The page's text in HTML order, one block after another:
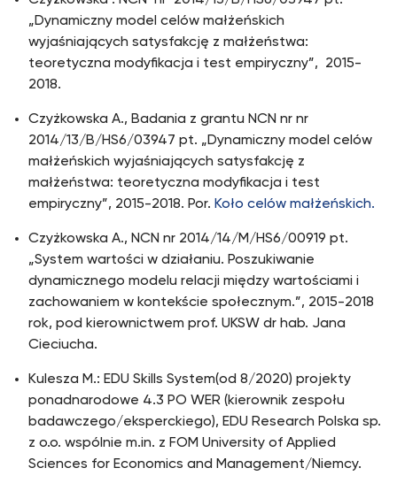
„Dynamiczny model celów małżeńskich
wyjaśniających satysfakcję z małżeństwa:
teoretyczna modyfikacja i test empiryczny”, 2015-
2018.
Czyżkowska A., Badania z grantu NCN nr nr
2014/13/B/HS6/03947 pt. „Dynamiczny model celów
małżeńskich wyjaśniających satysfakcję z
małżeństwa: teoretyczna modyfikacja i test
empiryczny”, 2015-2018. Por. Koło celów małżeńskich.
Czyżkowska A., NCN nr 2014/14/M/HS6/00919 pt.
„System wartości w działaniu. Poszukiwanie
dynamicznego modelu relacji między wartościami i
zachowaniem w kontekście społecznym.”, 2015-2018
rok, pod kierownictwem prof. UKSW dr hab. Jana
Cieciucha.
Kulesza M.: EDU Skills System(od 8/2020) projekty
ponadnarodowe 4.3 PO WER (kierownik zespołu
badawczego/eksperckiego), EDU Research Polska sp.
z o.o. wspólnie m.in. z FOM University of Applied
Sciences for Economics and Management/Niemcy.